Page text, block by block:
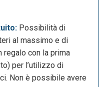
Possibilità di
al massimo e di
con la prima
per l’utilizzo di
Non è possibile avere